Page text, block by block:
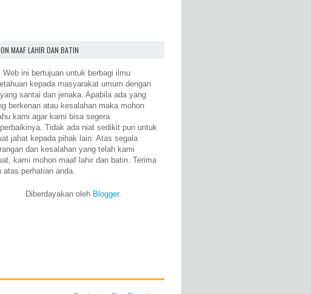
MAAF LAHIR DAN BATIN
Web ini bertujuan untuk berbagi ilmu
kepada masyarakat umum dengan
santai dan jenaka. Apabila ada yang
berkenan atau kesalahan maka mohon
kami agar kami bisa segera
Tidak ada niat sedikit pun untuk
jahat kepada pihak lain. Atas segala
dan kesalahan yang telah kami
kami mohon maaf lahir dan batin. Terima
atas perhatian anda.
Diberdayakan oleh Blogger.